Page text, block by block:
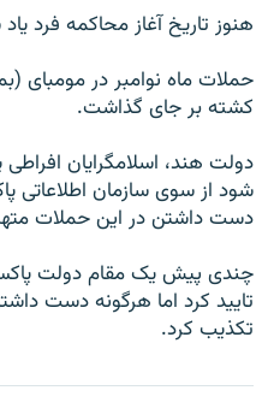
زبان‌های دیگر
هنوز تاریخ آغاز محاکمه فرد
کشته بر جای گذاشت.
دولت هند، اسلامگرایان
شود از سوی سازمان اطلاعاتی
دست داشتن در این حملات
چندی پیش یک مقام دولت
تایید کرد اما هرگونه دست
تکذیب کرد.